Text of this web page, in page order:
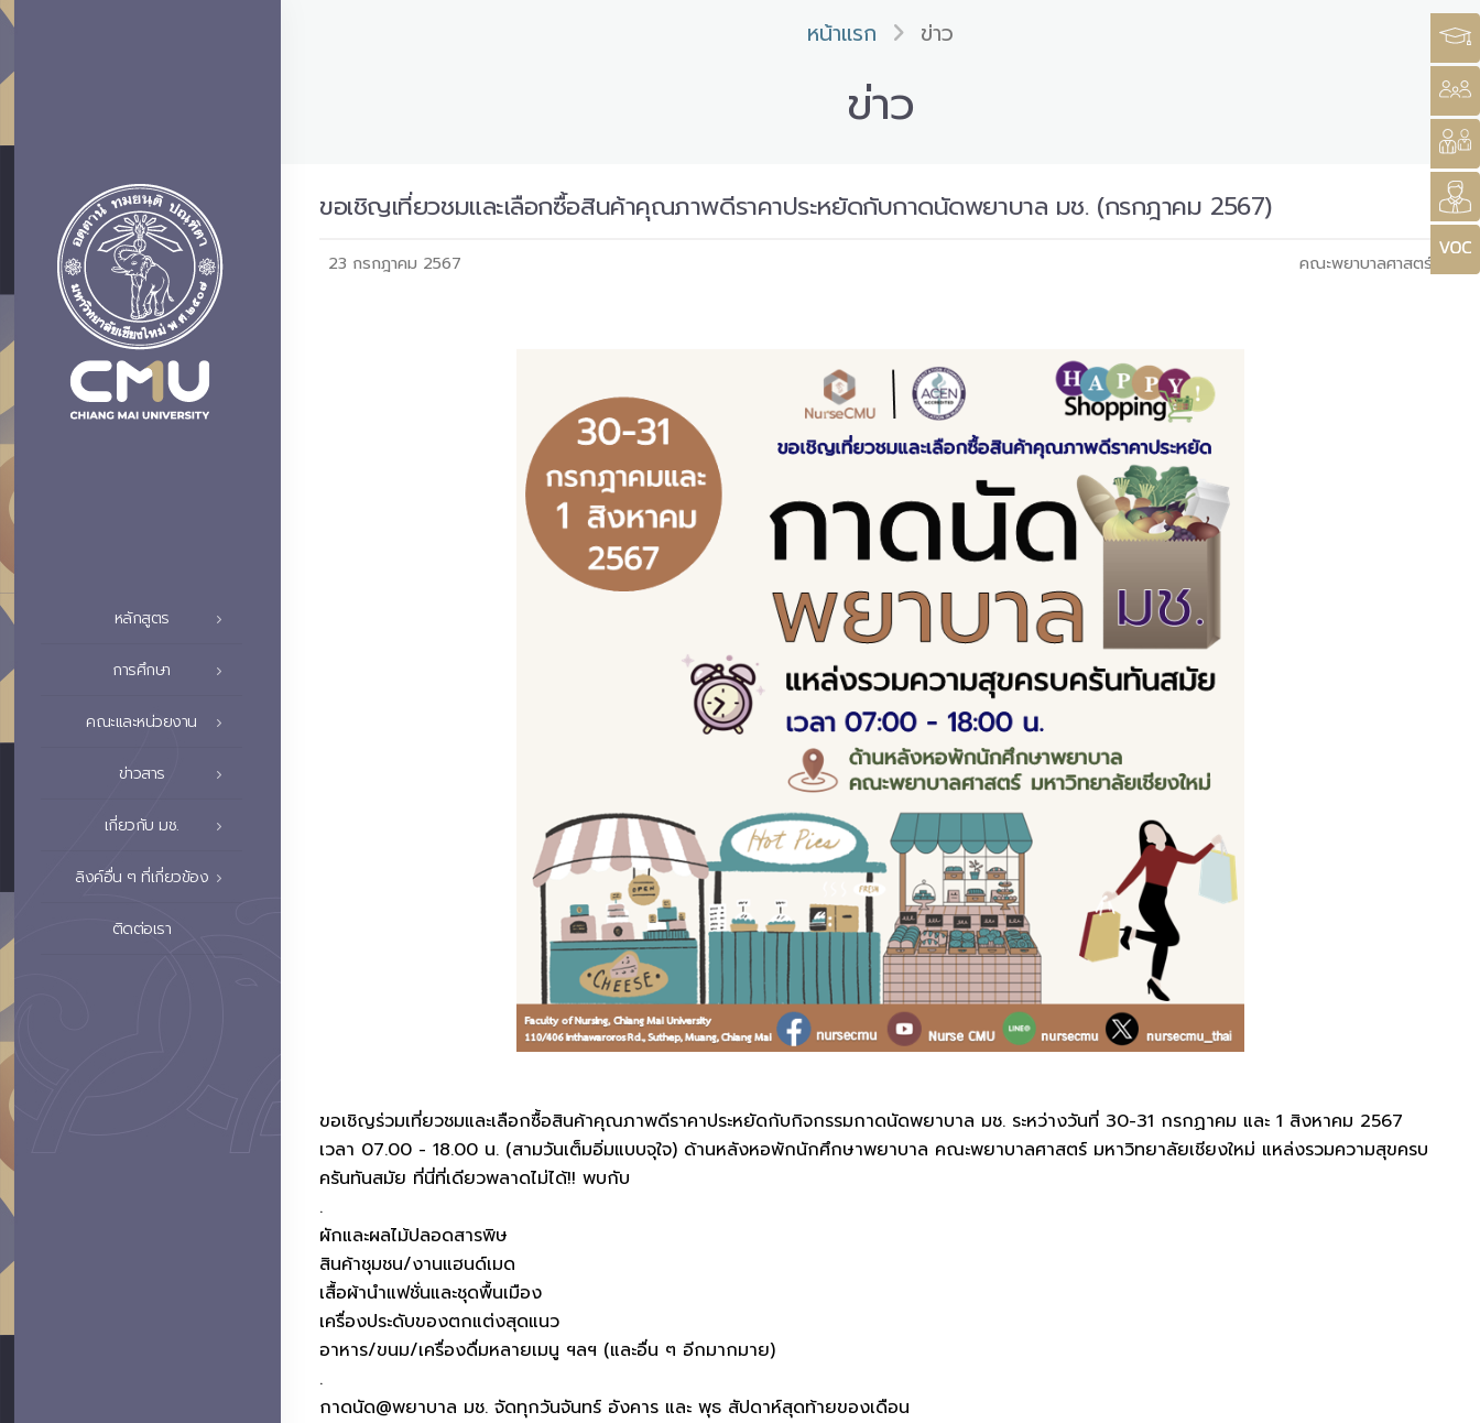
หลักสูตร
การศึกษา
คณะและหน่วยงาน
ข่าวสาร
เกี่ยวกับ มช.
ลิงค์อื่น ๆ ที่เกี่ยวข้อง
ติดต่อเรา
หน้าแรก ข่าว
ข่าว
ขอเชิญเที่ยวชมและเลือกซื้อสินค้าคุณภาพดีราคาประหยัดกับกาดนัดพยาบาล มช. (กรกฎาคม 2567)
23 กรกฎาคม 2567 คณะพยาบาลศาสตร์
ขอเชิญร่วมเที่ยวชมและเลือกซื้อสินค้าคุณภาพดีราคาประหยัดกับกิจกรรมกาดนัดพยาบาล มช. ระหว่างวันที่ 30-31 กรกฏาคม และ 1 สิงหาคม 2567
เวลา 07.00 - 18.00 น. (สามวันเต็มอิ่มแบบจุใจ) ด้านหลังหอพักนักศึกษาพยาบาล คณะพยาบาลศาสตร์ มหาวิทยาลัยเชียงใหม่ แหล่งรวมความสุขครบ
ครันทันสมัย ที่นี่ที่เดียวพลาดไม่ได้!! พบกับ
.
ผักและผลไม้ปลอดสารพิษ
สินค้าชุมชน/งานแฮนด์เมด
เสื้อผ้านำแฟชั่นและชุดพื้นเมือง
เครื่องประดับของตกแต่งสุดแนว
อาหาร/ขนม/เครื่องดื่มหลายเมนู ฯลฯ (และอื่น ๆ อีกมากมาย)
.
กาดนัด@พยาบาล มช. จัดทุกวันจันทร์ อังคาร และ พุธ สัปดาห์สุดท้ายของเดือน